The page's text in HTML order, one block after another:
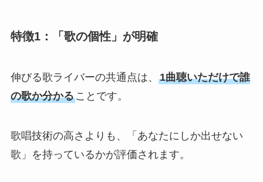
特徴1：「歌の個性」が明確
伸びる歌ライバーの共通点は、 1曲聴いただけで誰
の歌か分かることです。
歌唱技術の高さよりも、「あなたにしか出せない
歌」を持っているかが評価されます。